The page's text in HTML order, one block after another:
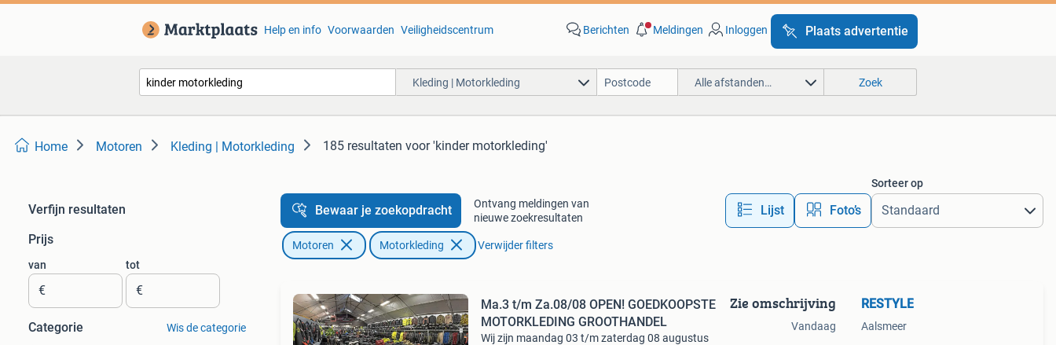
Help en info Voorwaarden Veiligheidscentrum Berichten Meldingen Inloggen Plaats advertentie
Kleding | Motorkleding Alle afstanden… Zoek
Home Motoren Kleding | Motorkleding 185 resultaten voor 'kinder motorkleding'
Verfijn resultaten
Prijs
van
€
tot
€
Categorie Wis de categorie
Bewaar je zoekopdracht
Ontvang meldingen van
nieuwe zoekresultaten
Lijst Foto’s
Sorteer op
Motoren Motorkleding Verwijder filters
Ma.3 t/m Za.08/08 OPEN! GOEDKOOPSTE
MOTORKLEDING GROOTHANDEL
Wij zijn maandag 03 t/m zaterdag 08 augustus
Zie omschrijving
Vandaag
RESTYLE
Aalsmeer